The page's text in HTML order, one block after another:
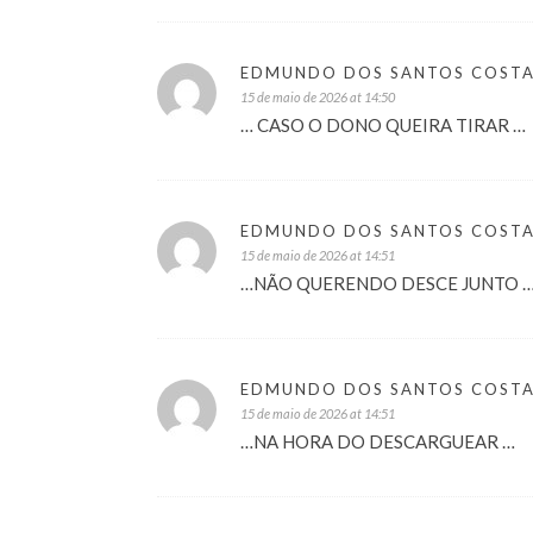
EDMUNDO DOS SANTOS COSTA
15 de maio de 2026 at 14:50
… CASO O DONO QUEIRA TIRAR …
EDMUNDO DOS SANTOS COSTA
15 de maio de 2026 at 14:51
…NÃO QUERENDO DESCE JUNTO …
EDMUNDO DOS SANTOS COSTA
15 de maio de 2026 at 14:51
…NA HORA DO DESCARGUEAR …